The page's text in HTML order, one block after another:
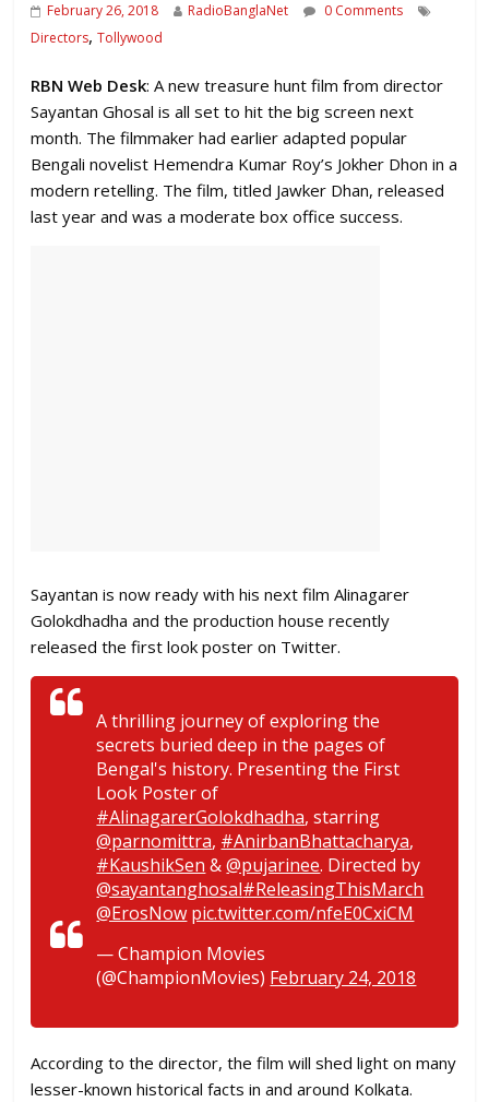
February 26, 2018 RadioBanglaNet
0 Comments
Directors,Tollywood
RBN Web Desk: A new treasure hunt film from director
Sayantan Ghosal is all set to hit the big screen next
month. The filmmaker had earlier adapted popular
Bengali novelist Hemendra Kumar Roy’s Jokher Dhon in a
modern retelling. The film, titled Jawker Dhan, released
last year and was a moderate box office success.
Sayantan is now ready with his next film Alinagarer
Golokdhadha and the production house recently
released the first look poster on Twitter.
A thrilling journey of exploring the
secrets buried deep in the pages of
Bengal's history. Presenting the First
Look Poster of
#AlinagarerGolokdhadha, starring
@parnomittra, #AnirbanBhattacharya,
#KaushikSen &@pujarinee. Directed by
@sayantanghosal#ReleasingThisMarch
@ErosNow pic.twitter.com/nfeE0CxiCM
— Champion Movies
(@ChampionMovies) February 24, 2018
According to the director, the film will shed light on many
lesser-known historical facts in and around Kolkata.